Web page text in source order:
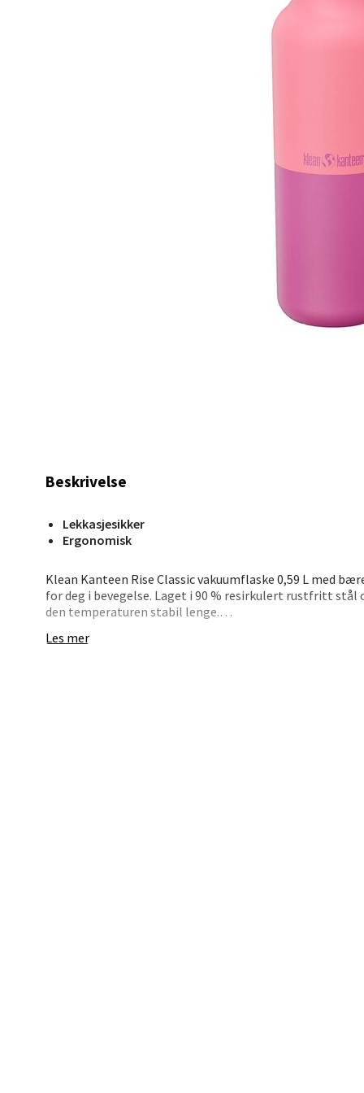
Beskrivelse
Lekkasjesikker
Ergonomisk
Klean Kanteen Rise Classic vakuumflaske 0,59 L med
for deg i bevegelse. Laget i 90 % resirkulert rustfritt
den temperaturen stabil lenge.
Arch Loop Cap er ergonomisk, lekkasjesikker og gir et
Les mer
Erich
Åpent
Åpent
0 i